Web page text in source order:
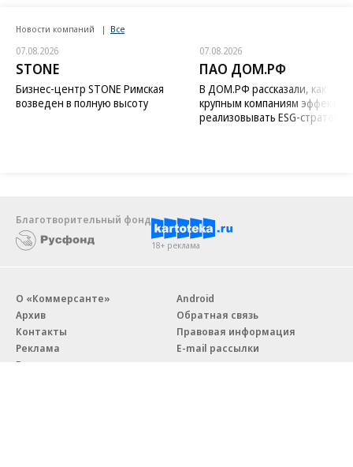
Новости компаний Все
07.08.2026
STONE
Бизнес-центр STONE Римская
возведен в полную высоту
07.08.2026
ПАО ДОМ.РФ
В ДОМ.РФ рассказали, как
крупным компаниям
реализовывать ESG-стратегию
Благотворительный фонд
18+ реклама
О «Коммерсанте»
Архив
Контакты
Реклама
Вакансии
Android
Обратная связь
Правовая информация
E-mail рассылки